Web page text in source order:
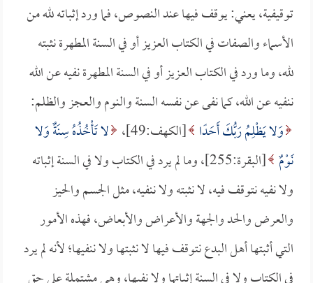
توقيفية، يعني: يوقف فيها عند النصوص، فما ورد إثباته لله من
الأسماء والصفات في الكتاب العزيز أو في السنة المطهرة نثبته
لله، وما ورد في الكتاب العزيز أو في السنة المطهرة نفيه عن الله
ننفيه عن الله، كما نفى عن نفسه السنة والنوم والعجز والظلم:
وَلا يَظْلِمُ رَبُّكَ أَحَدًا [الكهف:49]،
لا تَأْخُذُهُ سِنَةٌ وَلا
نَوْمٌ
[البقرة:255]، وما لم يرد في الكتاب ولا في السنة إثباته
ولا نفيه نتوقف فيه، لا نثبته ولا ننفيه، مثل الجسم والحيز
والعرض والحد والجهة والأعراض والأبعاض، فهذه الأمور
التي أثبتها أهل البدع نتوقف فيها لا نثبتها ولا ننفيها؛ لأنه لم يرد